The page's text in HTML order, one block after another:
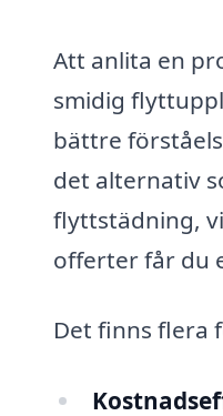
Att anlita en
smidig
bättre
det alternativ
flyttstädning,
offerter får du
Det finns flera